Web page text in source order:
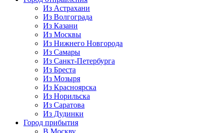
Из Астрахани
Из Волгограда
Из Казани
Из Москвы
Из Нижнего Новгорода
Из Самары
Из Санкт-Петербурга
Из Бреста
Из Мозыря
Из Красноярска
Из Норильска
Из Саратова
Из Дудинки
Город прибытия
В Москву